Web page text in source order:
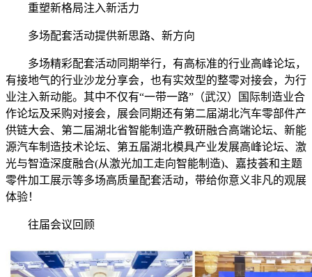
重塑新格局注入新活力
多场配套活动提供新思路、新方向
多场精彩配套活动同期举行，有高标准的行业高峰论坛，
有接地气的行业沙龙分享会，也有实效型的整零对接会，为行
业注入新动能。其中不仅有“一带一路”（武汉）国际制造业合
作论坛及采购对接会，展会同期还有第二届湖北汽车零部件产
供链大会、第二届湖北省智能制造产教研融合高端论坛、新能
源汽车制造技术论坛、第五届湖北模具产业发展高峰论坛、激
光与智造深度融合(从激光加工走向智能制造)、嘉技荟和主题
零件加工展示等多场高质量配套活动，带给你意义非凡的观展
体验！
往届会议回顾